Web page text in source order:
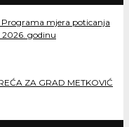
mjera poticanja
godinu
ZA GRAD METKOVIĆ